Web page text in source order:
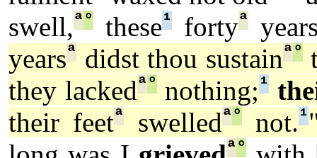
swell,ª° these¹fortyª
yearsª didst thou sustainª°
they lackedª°nothing;¹
their feetª swelledª°not.¹
ª°